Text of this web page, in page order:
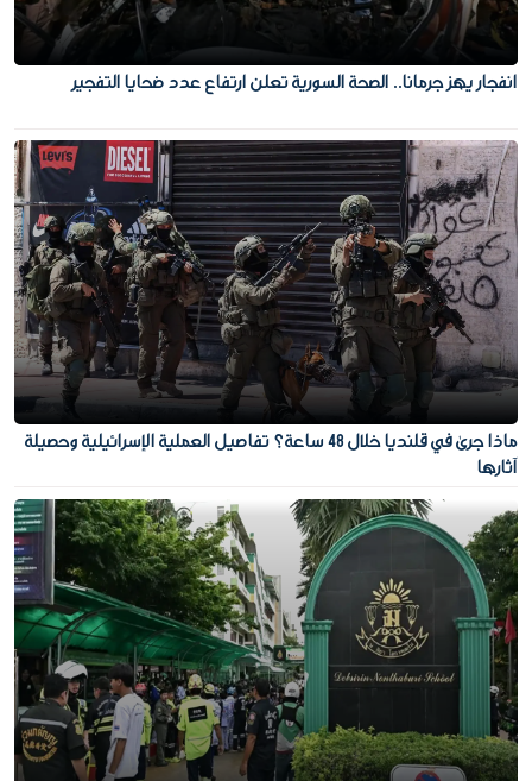
انفجار يهز جرمانا.. الصحة السورية تعلن ارتفاع عدد ضحايا التفجير
ماذا جرى في قلنديا خلال 48 ساعة؟ تفاصيل العملية الإسرائيلية وحصيلة
آثارها